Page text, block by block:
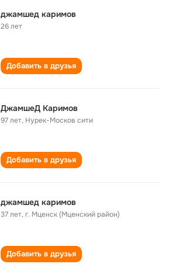
джамшед каримов
26 лет
Добавить в друзья
ДжамшеД Каримов
97 лет, Нурек-Москов сити
Добавить в друзья
джамшед каримов
37 лет,г. Мценск (Мценский район)
Добавить в друзья